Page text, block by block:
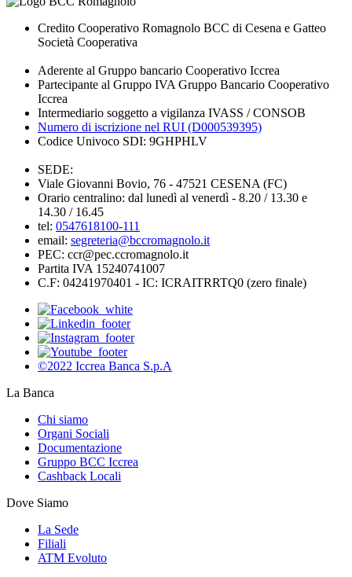
Credito Cooperativo Romagnolo BCC di Cesena e Gatteo
Società Cooperativa
Aderente al Gruppo bancario Cooperativo Iccrea
Partecipante al Gruppo IVA Gruppo Bancario Cooperativo
Iccrea
Intermediario soggetto a vigilanza IVASS / CONSOB
Numero di iscrizione nel RUI (D000539395)
Codice Univoco SDI: 9GHPHLV
SEDE:
Viale Giovanni Bovio, 76 - 47521 CESENA (FC)
Orario centralino: dal lunedì al venerdì - 8.20 / 13.30 e
14.30 / 16.45
tel: 0547618100-111
email: segreteria@bccromagnolo.it
PEC: ccr@pec.ccromagnolo.it
Partita IVA 15240741007
C.F: 04241970401 - IC: ICRAITRRTQ0 (zero finale)
©2022 Iccrea Banca S.p.A
La Banca
Chi siamo
Organi Sociali
Documentazione
Gruppo BCC Iccrea
Cashback Locali
Dove Siamo
La Sede
Filiali
ATM Evoluto